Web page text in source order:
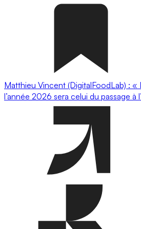
Matthieu Vincent (DigitalFoodLab) : «
l’année 2026 sera celui du passage à